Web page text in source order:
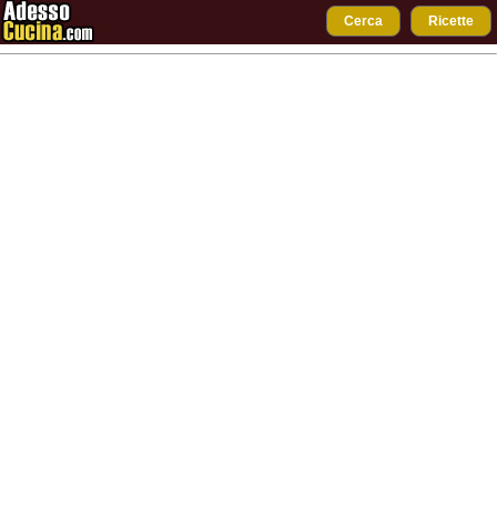
Cerca Ricette